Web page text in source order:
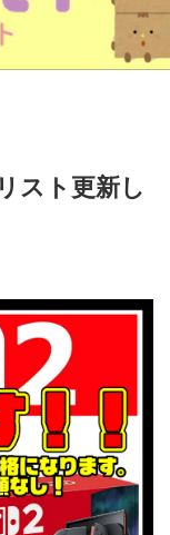
スト更新し